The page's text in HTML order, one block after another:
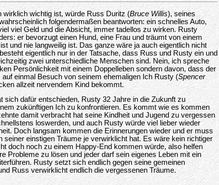
wirklich wichtig ist, würde Russ Duritz (Bruce Willis), seines
folgendermaßen beantworten: ein schnelles Auto,
viel Geld und die Absicht, immer tadellos zu wirken. Rusty
er bevorzugt einen Hund, eine Frau und träumt von einem
und nie langweilig ist. Das ganze wäre ja auch eigentlich nicht
eigentlich nur in der Tatsache, dass Russ und Rusty ein und
zwei unterschiedliche Menschen sind. Nein, ich spreche
Persönlichkeit mit einem Doppelleben sondern davon, dass der
einmal Besuch von seinem ehemaligen Ich Rusty (Spencer
allzeit nervendem Kind bekommt.
sich dafür entschieden, Rusty 32 Jahre in die Zukunft zu
zukünftigen Ich zu konfrontieren. Es kommt wie es kommen
damit verbracht hat seine Kindheit und Jugend zu vergessen
loswerden, und auch Rusty würde viel lieber wieder
Doch langsam kommen die Erinnerungen wieder und er muss
seiner einstigen Träume je verwirklicht hat. Es wäre kein richtiger
doch noch zu einem Happy-End kommen würde, also helfen
Probleme zu lösen und jeder darf sein eigenes Leben mit ein
Rusty setzt sich endlich gegen seine gemeinen
Russ verwirklicht endlich die vergessenen Träume.